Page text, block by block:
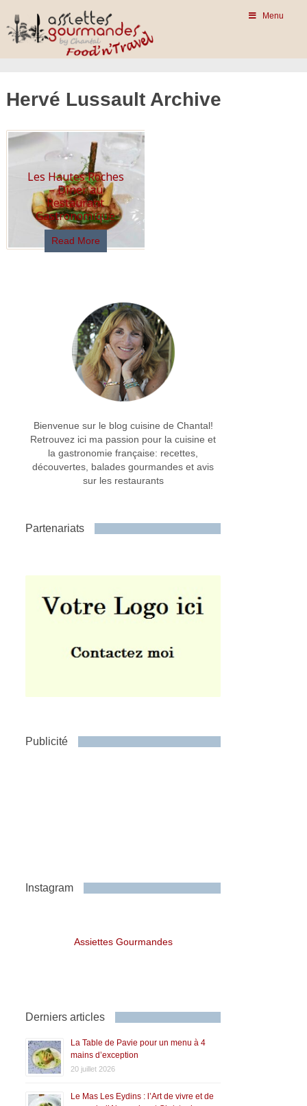
Menu
Hervé Lussault Archive
Les Hautes Roches
– Dîner au
Restaurant
Gastronomique
Read More
Bienvenue sur le blog cuisine de Chantal!
Retrouvez ici ma passion pour la cuisine et
la gastronomie française: recettes,
découvertes, balades gourmandes et avis
sur les restaurants
Partenariats
Publicité
Instagram
Assiettes Gourmandes
Derniers articles
La Table de Pavie pour un menu à 4
mains d’exception
20 juillet 2026
Le Mas Les Eydins : l’Art de vivre et de